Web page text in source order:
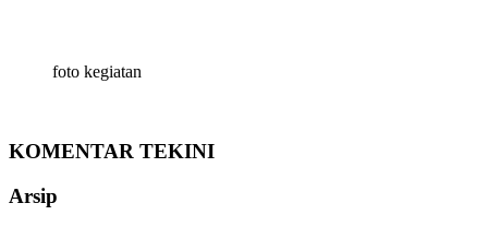
foto kegiatan
KOMENTAR TEKINI
Arsip